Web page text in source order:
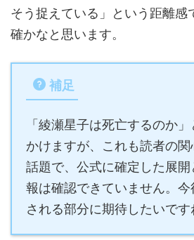
そう捉えている」という距離感
確かなと思います。
補足
「綾瀬星子は死亡するのか
かけますが、これも読者の
話題で、公式に確定した展
報は確認できていません。
される部分に期待したいです